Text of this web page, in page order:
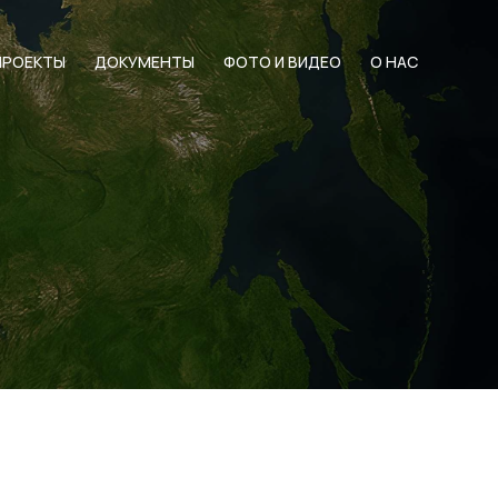
ДОКУМЕНТЫ ФОТО И ВИДЕО О НАС